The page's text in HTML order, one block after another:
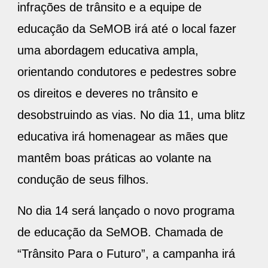
infrações de trânsito e a equipe de
educação da SeMOB irá até o local fazer
uma abordagem educativa ampla,
orientando condutores e pedestres sobre
os direitos e deveres no trânsito e
desobstruindo as vias. No dia 11, uma blitz
educativa irá homenagear as mães que
mantêm boas práticas ao volante na
condução de seus filhos.
No dia 14 será lançado o novo programa
de educação da SeMOB. Chamada de
“Trânsito Para o Futuro”, a campanha irá